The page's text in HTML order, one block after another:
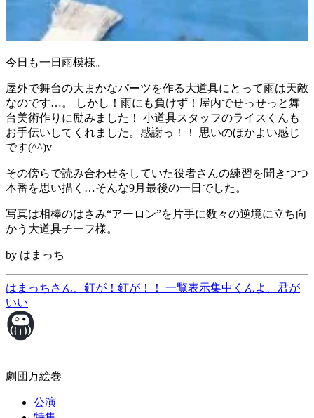
今日も一日雨模様。
屋外で舞台の大まかなパーツを作る大道具にとって雨は天敵
なのです…。 しかし！雨にも負けず！屋内でせっせっと舞
台美術作りに励みました！ 小道具スタッフのライスくんも
お手伝いしてくれました。感謝っ！！ 思いのほかよい感じ
です(^^)v
その傍らで読み合わせをしていた役者さんの練習を聞きつつ
本番を思い描く…そんな9月最後の一日でした。
写真は相棒のはさみ“アーロン”を片手に数々の逆境に立ち向
かう大道具チーフ様。
by はまっち
はまっちさん、釘が！釘が！！ 一覧表示集中くんよ、君が
いい
劇団万絵巻
公演